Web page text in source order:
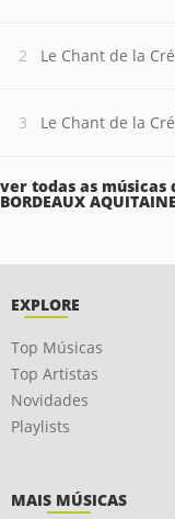
Le Chant de la
Le Chant de la
ver todas as músicas
BORDEAUX AQUITAINE
EXPLORE
Top Músicas
Top Artistas
Novidades
Playlists
MAIS MÚSICAS